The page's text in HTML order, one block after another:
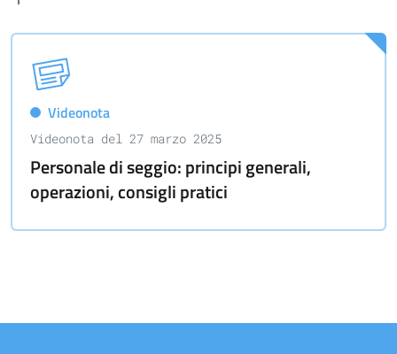
Videonota
Videonota del 27 marzo 2025
Personale di seggio: principi generali,
operazioni, consigli pratici